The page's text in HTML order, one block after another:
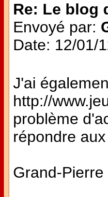
Re: Le blog
Envoyé par:
Date: 12/01/
J'ai
http://
problème
répondre
Grand-Pierre